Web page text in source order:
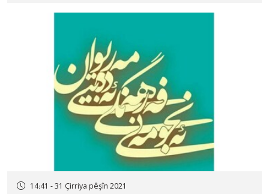
14:41 - 31 Çirriya pêşîn 2021